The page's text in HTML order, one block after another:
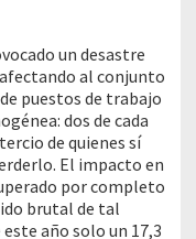
un desastre
al conjunto
puestos de trabajo
dos de cada
de quienes sí
El impacto en
por completo
brutal de tal
año solo un 17,3